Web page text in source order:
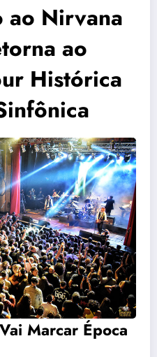
ao Nirvana
ao
Histórica
Marcar Época